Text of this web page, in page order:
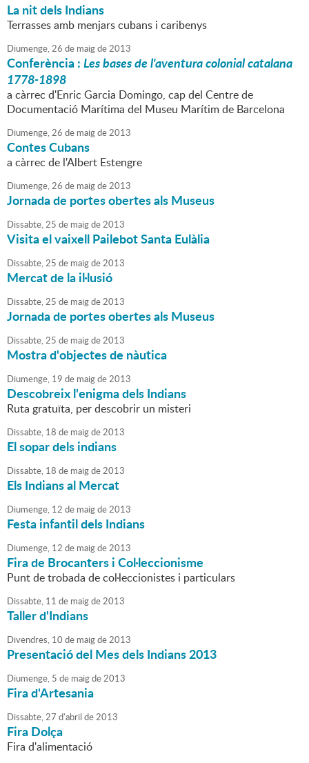
La nit dels Indians
Terrasses amb menjars cubans i caribenys
Diumenge,26 de maigde2013
Conferència :Les bases de l'aventura colonial catalana
1778-1898
a càrrec d'Enric Garcia Domingo, cap del Centre de
Documentació Marítima del Museu Marítim de Barcelona
Diumenge,26 de maigde2013
Contes Cubans
a càrrec de l'Albert Estengre
Diumenge,26 de maigde2013
Jornada de portes obertes als Museus
Dissabte,25 de maigde2013
Visita el vaixell Pailebot Santa Eulàlia
Dissabte,25 de maigde2013
Mercat de la il·lusió
Dissabte,25 de maigde2013
Jornada de portes obertes als Museus
Dissabte,25 de maigde2013
Mostra d'objectes de nàutica
Diumenge, 19 de maigde2013
Descobreix l'enigma dels Indians
Ruta gratuïta, per descobrir un misteri
Dissabte, 18 de maigde2013
El sopar dels indians
Dissabte, 18 de maigde2013
Els Indians al Mercat
Diumenge, 12 de maigde2013
Festa infantil dels Indians
Diumenge, 12 de maigde2013
Fira de Brocanters i Col·leccionisme
Punt de trobada de col·leccionistes i particulars
Dissabte, 11 de maigde2013
Taller d'Indians
Divendres, 10 de maigde2013
Presentació del Mes dels Indians 2013
Diumenge, 5 de maigde2013
Fira d'Artesania
Dissabte,27 d'abril de2013
Fira Dolça
Fira d'alimentació